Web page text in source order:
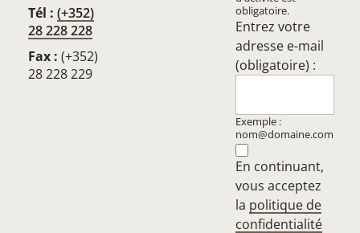
Tél : (+352)
28 228 228
Fax : (+352)
28 228 229
obligatoire.
Entrez votre
adresse e-mail
(obligatoire) :
Exemple :
nom@domaine.com
En continuant,
vous acceptez
la politique de
confidentialité